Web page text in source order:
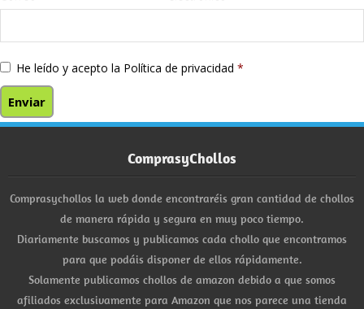
He leído y acepto la Política de privacidad *
ComprasyChollos
Comprasychollos la web donde encontraréis gran cantidad de chollos
de manera rápida y segura en muy poco tiempo.
Diariamente buscamos y publicamos cada chollo que encontramos
para que podáis disponer de ellos rápidamente.
Solamente publicamos chollos de amazon debido a que somos
afiliados exclusivamente para Amazon que nos parece una tienda